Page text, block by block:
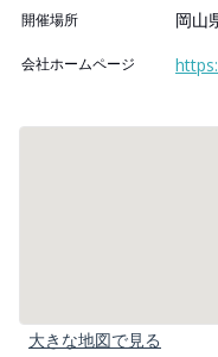
開催場所 岡山
会社ホームページ
大きな地図で見る